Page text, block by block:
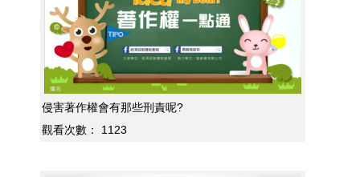
侵害著作權會有那些刑責呢?
觀看次數：
1123